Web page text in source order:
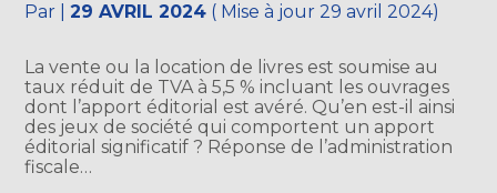
Par |29 AVRIL 2024 ( Mise à jour 29 avril 2024)
La vente ou la location de livres est soumise au
taux réduit de TVA à 5,5 % incluant les ouvrages
dont l’apport éditorial est avéré. Qu’en est-il ainsi
des jeux de société qui comportent un apport
éditorial significatif ? Réponse de l’administration
fiscale…